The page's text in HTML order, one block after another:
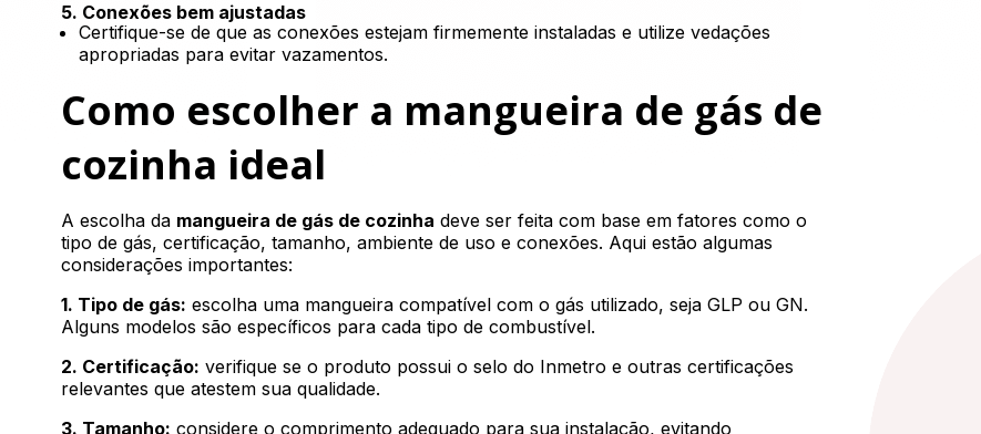
5. Conexões bem ajustadas
Certifique-se de que as conexões estejam firmemente instaladas e utilize vedações
apropriadas para evitar vazamentos.
Como escolher a mangueira de gás de
cozinha ideal
A escolha da mangueira de gás de cozinha deve ser feita com base em fatores como o
tipo de gás, certificação, tamanho, ambiente de uso e conexões. Aqui estão algumas
considerações importantes:
1. Tipo de gás: escolha uma mangueira compatível com o gás utilizado, seja GLP ou GN.
Alguns modelos são específicos para cada tipo de combustível.
2. Certificação: verifique se o produto possui o selo do Inmetro e outras certificações
relevantes que atestem sua qualidade.
3. Tamanho: considere o comprimento adequado para sua instalação, evitando